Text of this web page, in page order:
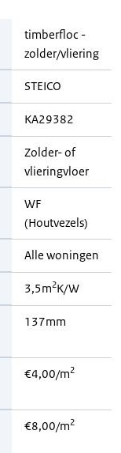
timberfloc -
zolder/vliering
STEICO
KA29382
Zolder- of
vlieringvloer
WF
(Houtvezels)
Alle woningen
3,5m2K/W
137mm
€4,00/m2
€8,00/m2